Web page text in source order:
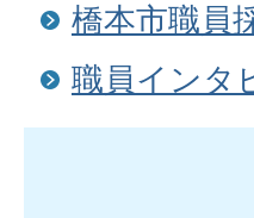
橋本市職員
職員インタ